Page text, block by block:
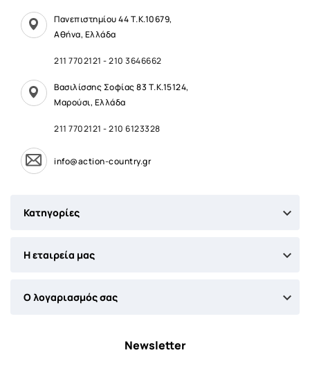
Πανεπιστημίου 44 Τ.Κ.10679,
Αθήνα, Ελλάδα
211 7702121 -210 3646662
Βασιλίσσης Σοφίας 83 Τ.Κ.15124,
Μαρούσι, Ελλάδα
211 7702121 -210 6123328
info@action-country.gr
Κατηγορίες 
Η εταιρεία μας 
Ο λογαριασμός σας 
Newsletter